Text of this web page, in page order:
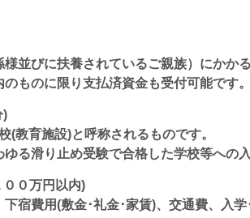
様並びに扶養されているご親族）にか
ものに限り支払済資金も受付可能です。
)
教育施設)と呼称されるものです。
る滑り止め受験で合格した学校等への
０万円以内)
宿費用(敷金･礼金･家賃)、交通費、入学